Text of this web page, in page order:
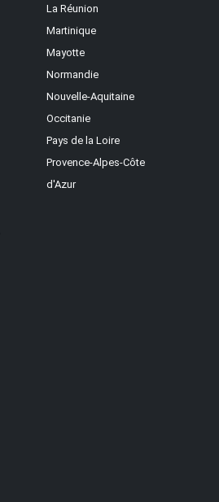
La Réunion
Martinique
Mayotte
Normandie
Nouvelle-Aquitaine
Occitanie
Pays de la Loire
Provence-Alpes-Côte
d'Azur